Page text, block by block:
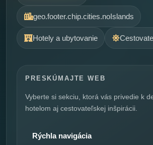
geo.footer.chip.cities.noIslands
Hotely a ubytovanie
PRESKÚMAJTE WEB
Vyberte si sekciu, ktorá vás privedie k
hotelom aj cestovateľskej inšpirácii.
Rýchla navigácia